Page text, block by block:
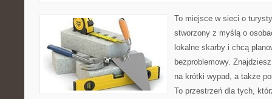
To miejsce w sieci o
stworzony z myślą o
lokalne skarby i chcą
bezproblemowy.
na krótki wypad, a także
To przestrzeń dla tych,